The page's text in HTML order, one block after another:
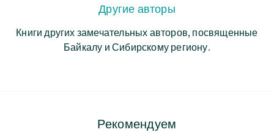
Другие авторы
Книги других замечательных авторов, посвященные
Байкалу и Сибирскому региону.
Рекомендуем